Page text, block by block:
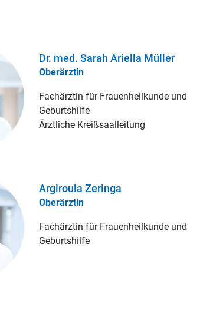
Dr. med. Sarah Ariella Müller
Oberärztin
Fachärztin für Frauenheilkunde und
Geburtshilfe
Ärztliche Kreißsaalleitung
Argiroula Zeringa
Oberärztin
Fachärztin für Frauenheilkunde und
Geburtshilfe